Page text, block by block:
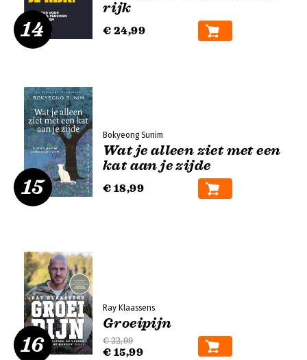
14
rijk
€ 24,99
15
Bokyeong Sunim
Wat je alleen ziet met een
kat aan je zijde
€ 18,99
16
Ray Klaassens
Groeipijn
€ 22,99
€ 15,99